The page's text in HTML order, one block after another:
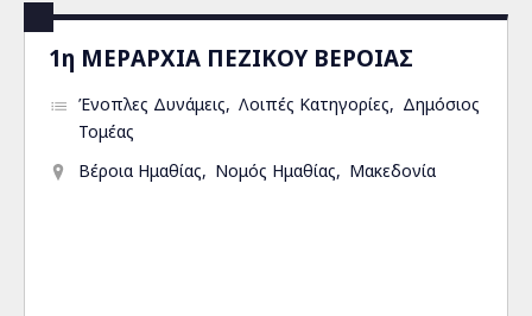
1η ΜΕΡΑΡΧΙΑ ΠΕΖΙΚΟΥ ΒΕΡΟΙΑΣ
Ένοπλες Δυνάμεις Λοιπές Κατηγορίες
Δημόσιος
Τομέας
Βέροια Ημαθίας
Νομός Ημαθίας Μακεδονία